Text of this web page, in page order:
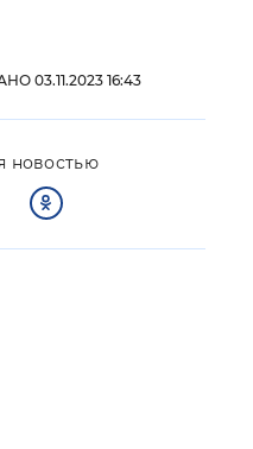
03.11.2023 16:43
новостью